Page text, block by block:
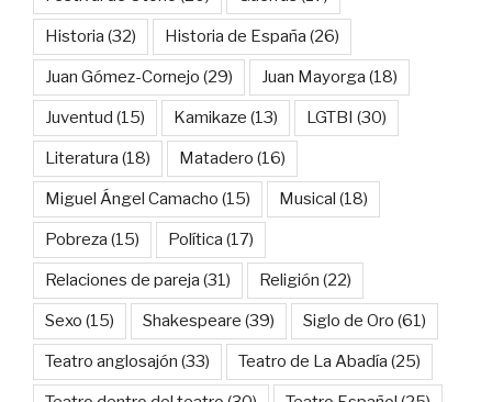
Historia (32) Historia de España (26)
Juan Gómez-Cornejo (29) Juan Mayorga (18)
Juventud (15) Kamikaze (13) LGTBI (30)
Literatura (18) Matadero (16)
Miguel Ángel Camacho (15) Musical (18)
Pobreza (15) Política (17)
Relaciones de pareja (31) Religión (22)
Sexo (15) Shakespeare (39) Siglo de Oro (61)
Teatro anglosajón (33) Teatro de La Abadía (25)